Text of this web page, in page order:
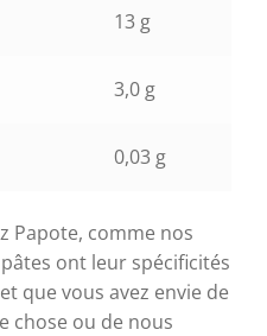
13 g
3,0 g
0,03 g
Papote, comme nos
ont leur spécificités
que vous avez envie de
chose ou de nous